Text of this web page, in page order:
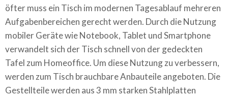
öfter muss ein Tisch im modernen Tagesablauf mehreren
Aufgabenbereichen gerecht werden. Durch die Nutzung
mobiler Geräte wie Notebook, Tablet und Smartphone
verwandelt sich der Tisch schnell von der gedeckten
Tafel zum Homeoffice. Um diese Nutzung zu verbessern,
werden zum Tisch brauchbare Anbauteile angeboten. Die
Gestellteile werden aus 3 mm starken Stahlplatten